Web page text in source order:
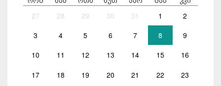
27 28 29 30 31 1 2
3 4 5 6 7 8 9
10 11 12 13 14 15 16
17 18 19 20 21 22 23